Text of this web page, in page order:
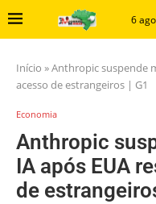
6
Início »Anthropic suspende
acesso de estrangeiros | G1
Economia
Anthropic
IA após EUA
de